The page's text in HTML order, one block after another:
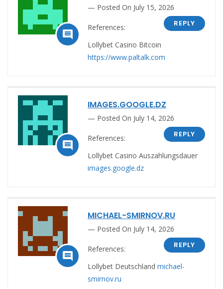

Posted On July 15, 2026
REPLY
References:
Lollybet Casino Bitcoin
https://www.paltalk.com

IMAGES.GOOGLE.DZ
Posted On July 14, 2026
REPLY
References:
Lollybet Casino Auszahlungsdauer
images.google.dz

MICHAEL-SMIRNOV.RU
Posted On July 14, 2026
REPLY
References:
Lollybet Deutschland michael-
smirnov.ru